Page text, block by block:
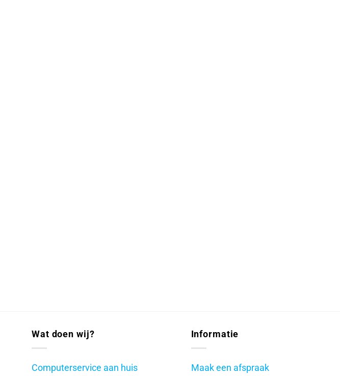
Wat doen wij?
Computerservice aan huis
Informatie
Maak een afspraak